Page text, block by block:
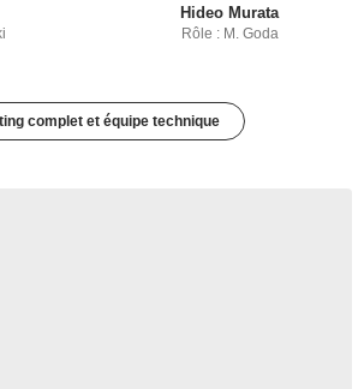
Hideo Murata
Rôle : M. Goda
complet et équipe technique